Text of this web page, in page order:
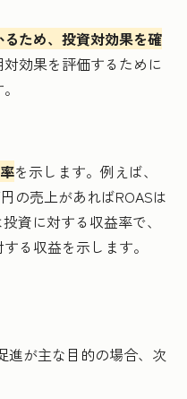
ため、投資対効果を確
効果を評価するために
を示します。例えば、
の売上があればROASは
資に対する収益率で、
る収益を示します。
進が主な目的の場合、次